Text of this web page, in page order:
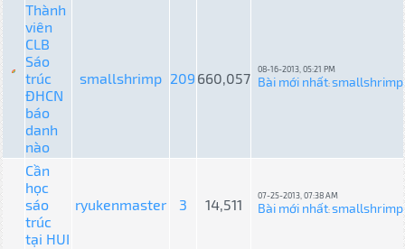
Thành
viên
CLB
Sáo
trúc
ĐHCN
báo
danh
nào
smallshrimp 209 660,057
08-16-2013, 05:21 PM
Bài mới nhất:smallshrimp
Cần
học
sáo
trúc
tại HUI
ryukenmaster 3 14,511
07-25-2013, 07:38 AM
Bài mới nhất:smallshrimp